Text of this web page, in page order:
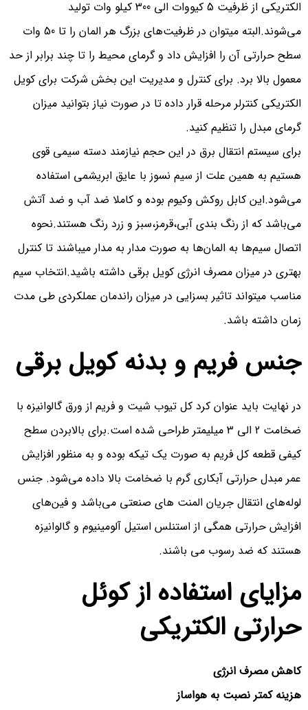
الکتریکی از ظرفیت 5 کیووات الی 300 کیلو وات تولید
می‌شوند.البته میتوان در ظرفیت‌های بزرگ هر المان را تا 50 وات
سطح حرارتی آن را افزایش داد و گرمای محیط را تا چند برابر از حد
معمول بالا برد. برای کنترل و مدیریت این بخش شرکت برای کویل
الکتریکی کنترلر مرحله قرار داده تا در صورت نیاز بتوانید میزان
گرمای مبدل را تنظیم کنید.
برای سیستم انتقال برق در این حجم نیازمند دسته سیمی قوی
هستیم به همین علت از سیم نسوز با عایق ابریشمی استفاده
می‌شود.این کابل روکش وکیوم بوده و کاملا ضد آب و ضد آتش
می‌باشد که از رنگ بندی آبی،قرمز،سبز و زرد رنگ هستند.نحوه
اتصال سیم‌ها به المان‌ها به صورت مدار به مدار میباشند تا کنترل
بهتری در میزان مصرف انرژی کویل برقی داشته باشید.انتخاب سیم
مناسب میتواند تاثیر بسزایی در میزان راندمان عملکردی طی مدت
زمان داشته باشد.
جنس فریم و بدنه کویل برقی
در نهایت باید عنوان کرد کل تیوب شیت و فریم از ورق گالوانیزه با
ضخامت 2 الی 3 میلیمتر طراحی شده است.برای بالابردن سطح
کیفی قطعه کل فریم به صورت یک تیکه بوده و به منظور افزایش
عمر مبدل حرارتی آبکاری گرم با ضخامت بالا داده می‌شود. جنس
لوله‌های انتقال جریان المنت های صنعتی می‌باشد و فین‌های
افزایش حرارتی همگی از استنلس استیل آلومینیوم و گالوانیزه
هستند که ضد رسوب می باشند.
مزایای استفاده از کوئل
حرارتی الکتریکی
کاهش مصرف انرژی
هزینه کمتر نصبت به هواساز